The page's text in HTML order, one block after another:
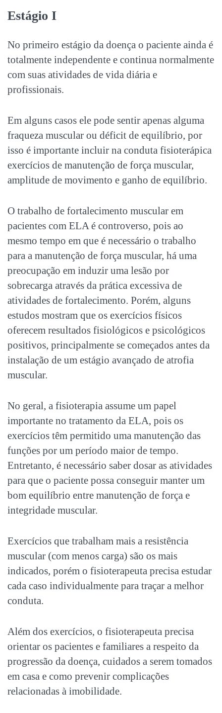
Estágio I
No primeiro estágio da doença o paciente ainda é
totalmente independente e continua normalmente
com suas atividades de vida diária e
profissionais.
Em alguns casos ele pode sentir apenas alguma
fraqueza muscular ou déficit de equilíbrio, por
isso é importante incluir na conduta fisioterápica
exercícios de manutenção de força muscular,
amplitude de movimento e ganho de equilíbrio.
O trabalho de fortalecimento muscular em
pacientes com ELA é controverso, pois ao
mesmo tempo em que é necessário o trabalho
para a manutenção de força muscular, há uma
preocupação em induzir uma lesão por
sobrecarga através da prática excessiva de
atividades de fortalecimento. Porém, alguns
estudos mostram que os exercícios físicos
oferecem resultados fisiológicos e psicológicos
positivos, principalmente se começados antes da
instalação de um estágio avançado de atrofia
muscular.
No geral, a fisioterapia assume um papel
importante no tratamento da ELA, pois os
exercícios têm permitido uma manutenção das
funções por um período maior de tempo.
Entretanto, é necessário saber dosar as atividades
para que o paciente possa conseguir manter um
bom equilíbrio entre manutenção de força e
integridade muscular.
Exercícios que trabalham mais a resistência
muscular (com menos carga) são os mais
indicados, porém o fisioterapeuta precisa estudar
cada caso individualmente para traçar a melhor
conduta.
Além dos exercícios, o fisioterapeuta precisa
orientar os pacientes e familiares a respeito da
progressão da doença, cuidados a serem tomados
em casa e como prevenir complicações
relacionadas à imobilidade.